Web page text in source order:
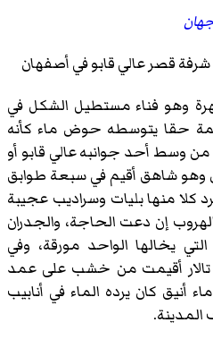
قصر عالي قابوفي أصفهان
وهو فناء مستطيل الشكل في
حقا يتوسطه حوض ماء كأنه
وسط أحد جوانبه عالي قابو أو
وهو شاهق أقيم في سبعة طوابق
كلا منها بليات وسراديب عجيبة
إن دعت الحاجة، والجدران
يخالها الواحد مورقة، وفي
تالار أقيمت من خشب على عمد
كان يرده الماء في أنابيب